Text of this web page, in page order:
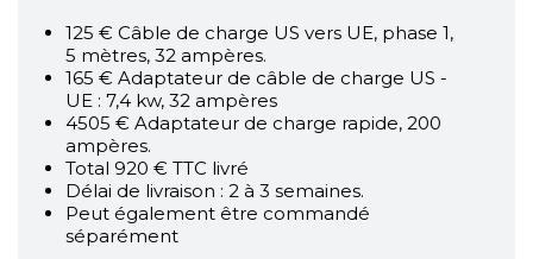
125 € Câble de charge US vers UE, phase 1,
5 mètres, 32 ampères.
165 € Adaptateur de câble de charge US -
UE : 7,4 kw, 32 ampères
4505 € Adaptateur de charge rapide, 200
ampères.
Total 920 € TTC livré
Délai de livraison : 2 à 3 semaines.
Peut également être commandé
séparément